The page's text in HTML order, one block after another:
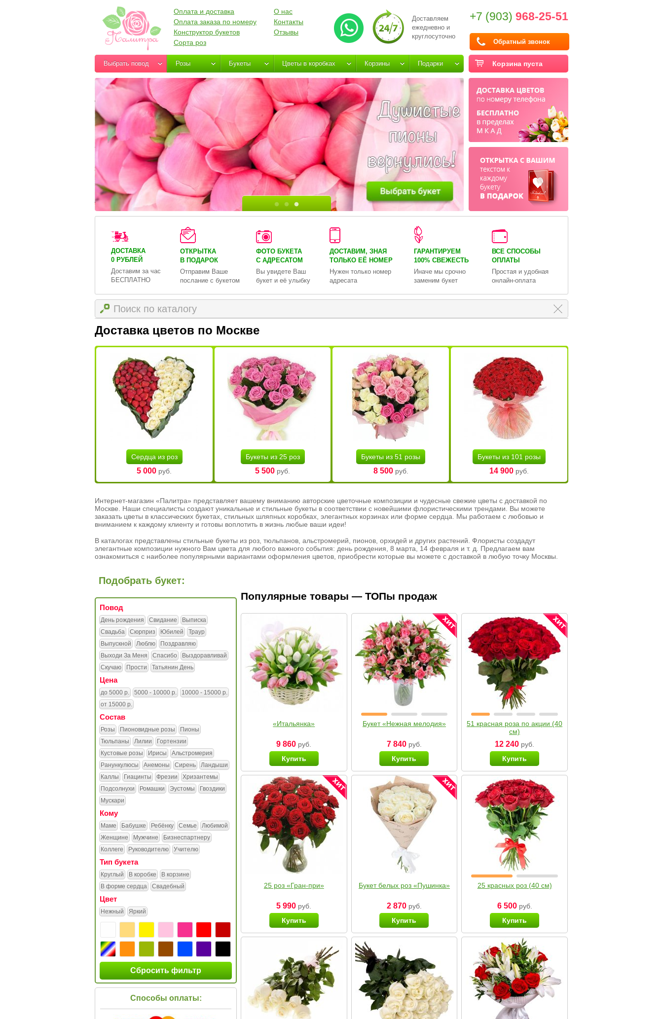
Доставляем
ежедневно и
круглосуточно
+7 (903) 968-25-51
Обратный звонок
Оплата и доставка
Оплата заказа по номеру
Конструктор букетов
Сорта роз
О нас
Контакты
Отзывы
Корзина пуста
Выбрать повод Розы Букеты Цветы в коробках Корзины Подарки
ДОСТАВКА
0 РУБЛЕЙ
Доставим за час
БЕСПЛАТНО
ОТКРЫТКА
В ПОДАРОК
Отправим Ваше
послание с букетом
ФОТО БУКЕТА
С АДРЕСАТОМ
Вы увидете Ваш
букет и её улыбку
ДОСТАВИМ, ЗНАЯ
ТОЛЬКО ЕЁ НОМЕР
Нужен только номер
адресата
ГАРАНТИРУЕМ
100% СВЕЖЕСТЬ
Иначе мы срочно
заменим букет
ВСЕ СПОСОБЫ
ОПЛАТЫ
Простая и удобная
онлайн-оплата
Доставка цветов по Москве
Сердца из роз
5 000 руб.
Букеты из 25 роз
5 500 руб.
Букеты из 51 розы
8 500руб.
Букеты из 101 розы
14 900руб.
Интернет-магазин «Палитра» представляет вашему вниманию авторские цветочные композиции и чудесные свежие цветы с доставкой по
Москве. Наши специалисты создают уникальные и стильные букеты в соответствии с новейшими флористическими трендами. Вы можете
заказать цветы в классических букетах, стильных шляпных коробках, элегантных корзинах или форме сердца. Мы работаем с любовью и
вниманием к каждому клиенту и готовы воплотить в жизнь любые ваши идеи!
В каталогах представлены стильные букеты из роз, тюльпанов, альстромерий, пионов, орхидей и других растений. Флористы создадут
элегантные композиции нужного Вам цвета для любого важного события: день рождения, 8 марта, 14 февраля и т. д. Предлагаем вам
ознакомиться с наиболее популярными вариантами оформления цветов, приобрести которые вы можете с доставкой в любую точку Москвы.
Подобрать букет:
Повод
День рождения Свидание
Выписка
Свадьба
Сюрприз Юбилей
Траур
Выпускной
Люблю
Поздравляю
Выходи За Меня
Спасибо
Выздоравливай
Скучаю
Прости Татьянин День
Цена
до 5000 р. 5000 - 10000 р.
10000 - 15000 р.
от 15000 р.
Состав
Розы Пионовидные розы
Пионы
Тюльпаны
Лилии
Гортензии
Кустовые розы
Ирисы
Альстромерия
Ранункулюсы
Анемоны Сирень
Ландыши
Каллы
Гиацинты Фрезии
Хризантемы
Подсолнухи
Ромашки Эустомы
Гвоздики
Мускари
Кому
Маме Бабушке Ребёнку Семье
Любимой
Женщине
Мужчине
Бизнеспартнеру
Коллеге
Руководителю Учителю
Тип букета
Круглый В коробке
В корзине
В форме сердца
Свадебный
Цвет
Нежный Яркий
Сбросить фильтр
Способы оплаты:
Популярные товары — ТОПы продаж
«Итальянка»
9 860 руб.
Купить
Букет «Нежная мелодия»
7 840руб.
Купить
51 красная роза по акции (40
см)
12 240 руб.
Купить
25 роз «Гран-при»
5 990 руб.
Купить
Букет белых роз «Пушинка»
2 870руб.
Купить
25 красных роз (40 см)
6 500руб.
Купить